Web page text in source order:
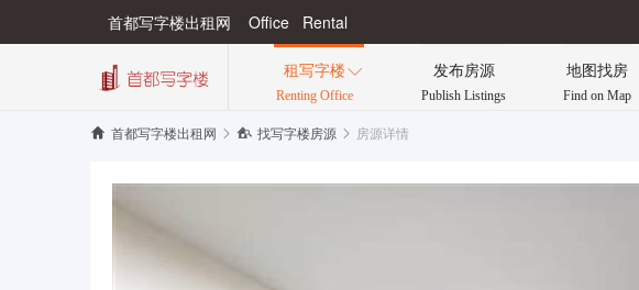
首都写字楼出租网 Office Rental
租写字楼
Renting Office
 发布房源
Publish Listings
地图找房
Find on Map
 首都写字楼出租网   找写字楼房源  房源详情